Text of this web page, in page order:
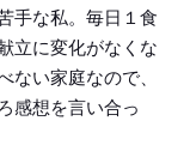
手な私。毎日１食
立に変化がなくな
い家庭なので、
感想を言い合っ